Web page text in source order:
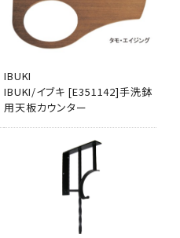
IBUKI
IBUKI/イブキ [E351142]手洗鉢
用天板カウンター